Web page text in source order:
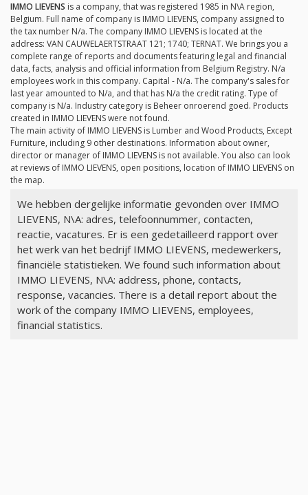
IMMO LIEVENS is a company, that was registered 1985 in N\A region,
Belgium. Full name of company is IMMO LIEVENS, company assigned to
the tax number N/a. The company IMMO LIEVENS is located at the
address: VAN CAUWELAERTSTRAAT 121; 1740; TERNAT. We brings you a
complete range of reports and documents featuring legal and financial
data, facts, analysis and official information from Belgium Registry. N/a
employees work in this company. Capital - N/a. The company's sales for
last year amounted to N/a, and that has N/a the credit rating. Type of
company is N/a. Industry category is Beheer onroerend goed. Products
created in IMMO LIEVENS were not found.
The main activity of IMMO LIEVENS is Lumber and Wood Products, Except
Furniture, including 9 other destinations. Information about owner,
director or manager of IMMO LIEVENS is not available. You also can look
at reviews of IMMO LIEVENS, open positions, location of IMMO LIEVENS on
the map.
We hebben dergelijke informatie gevonden over IMMO
LIEVENS, N\A: adres, telefoonnummer, contacten,
reactie, vacatures. Er is een gedetailleerd rapport over
het werk van het bedrijf IMMO LIEVENS, medewerkers,
financiële statistieken. We found such information about
IMMO LIEVENS, N\A: address, phone, contacts,
response, vacancies. There is a detail report about the
work of the company IMMO LIEVENS, employees,
financial statistics.